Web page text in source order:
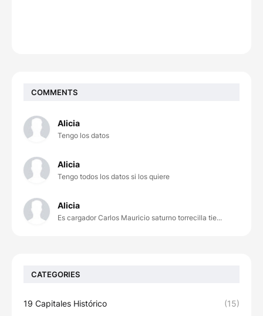
COMMENTS
Alicia
Tengo los datos
Alicia
Tengo todos los datos si los quiere
Alicia
Es cargador Carlos Mauricio saturno torrecilla tie...
CATEGORIES
19 Capitales Histórico (15)